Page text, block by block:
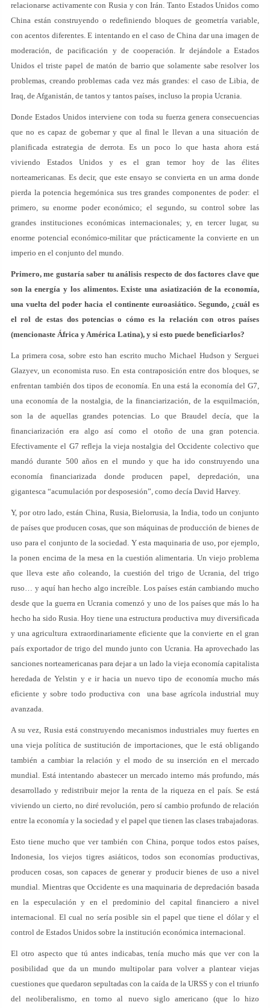
relacionarse activamente con Rusia y con Irán. Tanto Estados Unidos como
China están construyendo o redefiniendo bloques de geometría variable,
con acentos diferentes. E intentando en el caso de China dar una imagen de
moderación, de pacificación y de cooperación. Ir dejándole a Estados
Unidos el triste papel de matón de barrio que solamente sabe resolver los
problemas, creando problemas cada vez más grandes: el caso de Libia, de
Iraq, de Afganistán, de tantos y tantos países, incluso la propia Ucrania.
Donde Estados Unidos interviene con toda su fuerza genera consecuencias
que no es capaz de gobernar y que al final le llevan a una situación de
planificada estrategia de derrota. Es un poco lo que hasta ahora está
viviendo Estados Unidos y es el gran temor hoy de las élites
norteamericanas. Es decir, que este ensayo se convierta en un arma donde
pierda la potencia hegemónica sus tres grandes componentes de poder: el
primero, su enorme poder económico; el segundo, su control sobre las
grandes instituciones económicas internacionales; y, en tercer lugar, su
enorme potencial económico-militar que prácticamente la convierte en un
imperio en el conjunto del mundo.
Primero, me gustaría saber tu análisis respecto de dos factores clave que
son la energía y los alimentos. Existe una asiatización de la economía,
una vuelta del poder hacia el continente euroasiático. Segundo, ¿cuál es
el rol de estas dos potencias o cómo es la relación con otros países
(mencionaste África y América Latina), y si esto puede beneficiarlos?
La primera cosa, sobre esto han escrito mucho Michael Hudson y Serguei
Glazyev, un economista ruso. En esta contraposición entre dos bloques, se
enfrentan también dos tipos de economía. En una está la economía del G7,
una economía de la nostalgia, de la financiarización, de la esquilmación,
son la de aquellas grandes potencias. Lo que Braudel decía, que la
financiarización era algo así como el otoño de una gran potencia.
Efectivamente el G7 refleja la vieja nostalgia del Occidente colectivo que
mandó durante 500 años en el mundo y que ha ido construyendo una
economía financiarizada donde producen papel, depredación, una
gigantesca “acumulación por desposesión”, como decía David Harvey.
Y, por otro lado, están China, Rusia, Bielorrusia, la India, todo un conjunto
de países que producen cosas, que son máquinas de producción de bienes de
uso para el conjunto de la sociedad. Y esta maquinaria de uso, por ejemplo,
la ponen encima de la mesa en la cuestión alimentaria. Un viejo problema
que lleva este año coleando, la cuestión del trigo de Ucrania, del trigo
ruso… y aquí han hecho algo increíble. Los países están cambiando mucho
desde que la guerra en Ucrania comenzó y uno de los países que más lo ha
hecho ha sido Rusia. Hoy tiene una estructura productiva muy diversificada
y una agricultura extraordinariamente eficiente que la convierte en el gran
país exportador de trigo del mundo junto con Ucrania. Ha aprovechado las
sanciones norteamericanas para dejar a un lado la vieja economía capitalista
heredada de Yelstin y e ir hacia un nuevo tipo de economía mucho más
eficiente y sobre todo productiva con una base agrícola industrial muy
avanzada.
A su vez, Rusia está construyendo mecanismos industriales muy fuertes en
una vieja política de sustitución de importaciones, que le está obligando
también a cambiar la relación y el modo de su inserción en el mercado
mundial. Está intentando abastecer un mercado interno más profundo, más
desarrollado y redistribuir mejor la renta de la riqueza en el país. Se está
viviendo un cierto, no diré revolución, pero sí cambio profundo de relación
entre la economía y la sociedad y el papel que tienen las clases trabajadoras.
Esto tiene mucho que ver también con China, porque todos estos países,
Indonesia, los viejos tigres asiáticos, todos son economías productivas,
producen cosas, son capaces de generar y producir bienes de uso a nivel
mundial. Mientras que Occidente es una maquinaria de depredación basada
en la especulación y en el predominio del capital financiero a nivel
internacional. El cual no sería posible sin el papel que tiene el dólar y el
control de Estados Unidos sobre la institución económica internacional.
El otro aspecto que tú antes indicabas, tenía mucho más que ver con la
posibilidad que da un mundo multipolar para volver a plantear viejas
cuestiones que quedaron sepultadas con la caída de la URSS y con el triunfo
del neoliberalismo, en torno al nuevo siglo americano (que lo hizo